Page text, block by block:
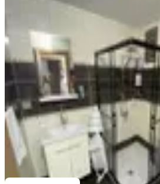
Azad-yediocak
Civarı Satılık
Merkez, Yedi Ocak
3+1·135 m²·Yüksek
3.100.000 ₺
Azad Gayrimenkul Osmaniye musa kaya
Ara